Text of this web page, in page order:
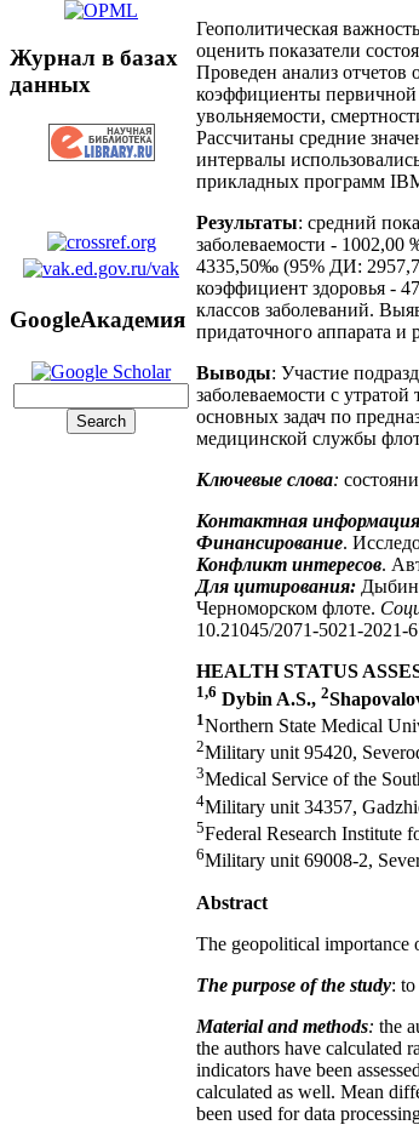
Журнал в базах
данных
GoogleАкадемия
Геополитическая
оценить показатели
Проведен анализ
коэффициенты первичной
увольняемости,
Рассчитаны средние
интервалы
прикладных программ
Результаты: средний
заболеваемости -
4335,50‰ (95% ДИ:
коэффициент здоровья -
классов заболеваний.
придаточного аппарата и
Выводы: Участие
заболеваемости с
основных задач по
медицинской службы
Ключевые слова:
Контактная информация
Финансирование.
Конфликт интересов.
Для цитирования: Дыбин
Черноморском флоте.
10.21045/2071-5021-2021-
HEALTH STATUS
1,6 Dybin A.S., 2
1Northern State Medical
2Military unit 95420,
3Medical Service of the
4Military unit 34357,
5Federal Research Institute
6Military unit 69008-2,
Abstract
The geopolitical importance
The purpose of the study:
Material and methods: the
the authors have calculated
indicators have been
calculated as well. Mean
been used for data